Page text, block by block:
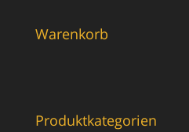
Warenkorb
Produktkategorien